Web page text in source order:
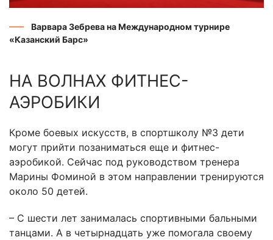
Варвара Зебрева на Международном турнире
«Казанский Барс»
НА ВОЛНАХ ФИТНЕС-
АЭРОБИКИ
Кроме боевых искусств, в спортшколу №3 дети
могут прийти позаниматься еще и фитнес-
аэробикой. Сейчас под руководством тренера
Марины Фоминой в этом направлении тренируются
около 50 детей.
– С шести лет занималась спортивными бальными
танцами. А в четырнадцать уже помогала своему